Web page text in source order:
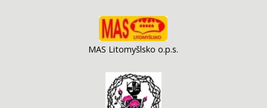
MAS Litomyšlsko o.p.s.